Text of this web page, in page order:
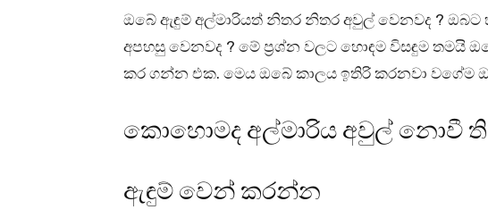
ඔබේ ඇඳුම් අල්මාරියත් නිතර නිතර අවුල් වෙනවද ? ඔබට
අපහසු වෙනවද ? මේ ප්‍රශ්න වලට හොඳම විසඳුම තමයි
කර ගන්න එක. මෙය ඔබේ කාලය ඉතිරි කරනවා වගේම
කොහොමද අල්මාරිය අවුල් නොවී
ඇඳුම් වෙන් කරන්න